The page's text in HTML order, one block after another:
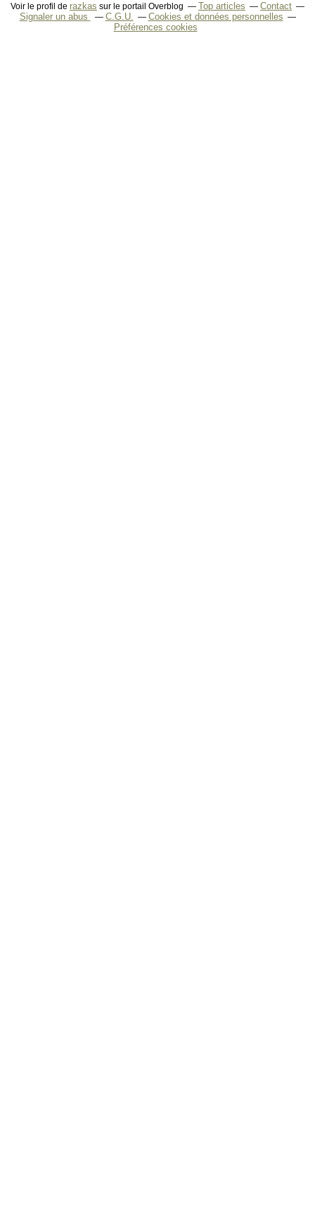
Voir le profil de razkas sur le portail Overblog Top articles
Contact
Signaler un abus
C.G.U.
Cookies et données personnelles
Préférences cookies